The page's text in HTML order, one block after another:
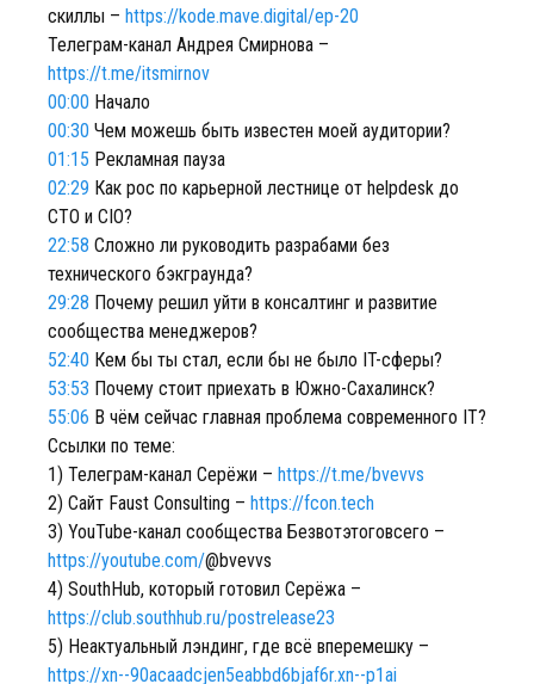
скиллы – https://kode.mave.digital/ep-20
Телеграм-канал Андрея Смирнова –
https://t.me/itsmirnov
00:00 Начало
00:30 Чем можешь быть известен моей аудитории?
01:15 Рекламная пауза
02:29 Как рос по карьерной лестнице от helpdesk до
CTO и CIO?
22:58 Сложно ли руководить разрабами без
технического бэкграунда?
29:28 Почему решил уйти в консалтинг и развитие
сообщества менеджеров?
52:40 Кем бы ты стал, если бы не было IT-сферы?
53:53 Почему стоит приехать в Южно-Сахалинск?
55:06 В чём сейчас главная проблема современного IT?
Ссылки по теме:
1) Телеграм-канал Серёжи – https://t.me/bvevvs
2) Сайт Faust Consulting – https://fcon.tech
3) YouTube-канал сообщества Безвотэтоговсего –
https://youtube.com/@bvevvs
4) SouthHub, который готовил Серёжа –
https://club.southhub.ru/postrelease23
5) Неактуальный лэндинг, где всё вперемешку –
https://xn--90acaadcjen5eabbd6bjaf6r.xn--p1ai